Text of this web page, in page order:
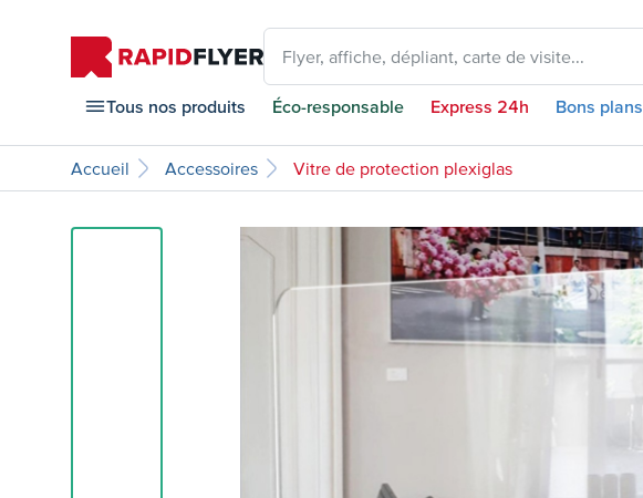
Flyer, affiche, dépliant, carte de visite...
Tous nos produits Éco-responsable Express 24h Bons plans
Accueil Accessoires Vitre de protection plexiglas